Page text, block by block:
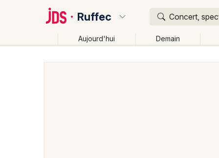
Ruffec Concert,
Aujourd'hui Demain